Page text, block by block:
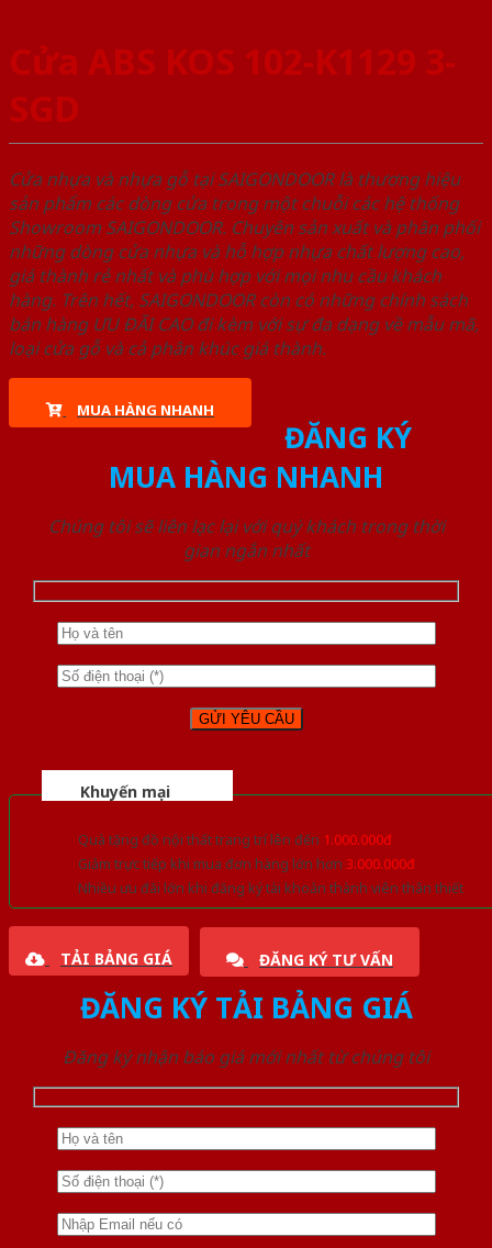
Cửa ABS KOS 102-K1129 3-
SGD
Cửa nhựa và nhựa gỗ tại SAIGONDOOR là thương hiệu
sản phẩm các dòng cửa trong một chuỗi các hệ thống
Showroom SAIGONDOOR. Chuyên sản xuất và phân phối
những dòng cửa nhựa và hỗ hợp nhựa chất lượng cao,
giá thành rẻ nhất và phù hợp với mọi nhu cầu khách
hàng. Trên hết, SAIGONDOOR còn có những chính sách
bán hàng ƯU ĐÃI CAO đi kèm với sự đa dạng về mẫu mã,
loại cửa gỗ và cả phân khúc giá thành.
MUA HÀNG NHANH
ĐĂNG KÝ
MUA HÀNG NHANH
Chúng tôi sẽ liên lạc lại với quý khách trong thời
gian ngắn nhất
Khuyến mại
Quà tặng đồ nội thất trang trí lên đến 1.000.000đ
Giảm trực tiếp khi mua đơn hàng lớn hơn 3.000.000đ
Nhiều ưu đãi lớn khi đăng ký tài khoản thành viên thân thiết
TẢI BẢNG GIÁ ĐĂNG KÝ TƯ VẤN
ĐĂNG KÝ TẢI BẢNG GIÁ
Đăng ký nhận báo giá mới nhất từ chúng tôi